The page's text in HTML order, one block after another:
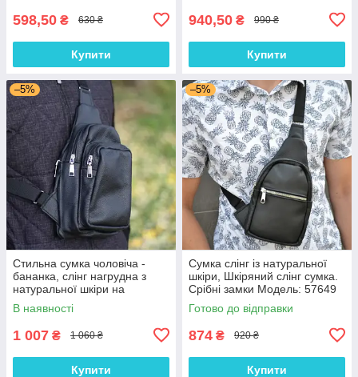
598,50 ₴ 630 ₴
Купити
940,50 ₴ 990 ₴
Купити
–5%
Стильна сумка чоловіча -
бананка, слінг нагрудна з
натуральної шкіри на
блискавці чорна
В наявності
1 007 ₴ 1 060 ₴
Купити
–5%
Сумка слінг із натуральної
шкіри, Шкіряний слінг сумка.
Срібні замки Модель: 57649
Готово до відправки
874 ₴ 920 ₴
Купити